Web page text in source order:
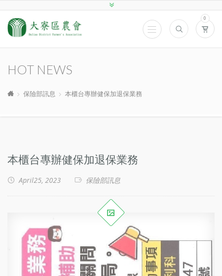
0
HOT NEWS
保險部訊息 本櫃台專辦健保加退保業務
本櫃台專辦健保加退保業務
April25, 2023 保險部訊息